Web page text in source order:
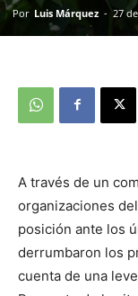
Por Luis Márquez - 27
A través de un
organizaciones
posición ante los
derrumbaron los
cuenta de una